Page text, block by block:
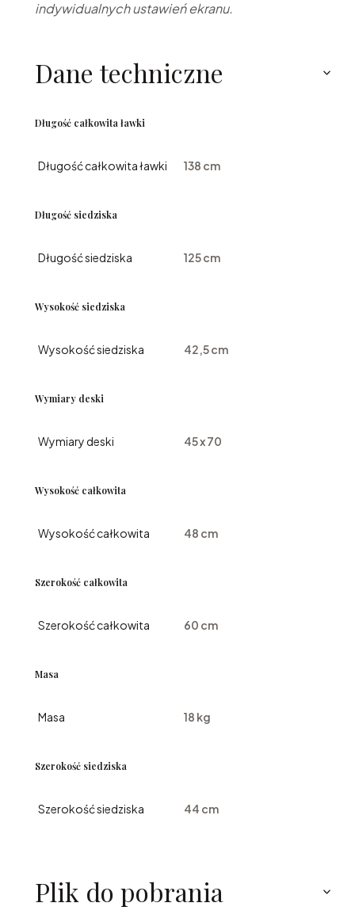
indywidualnych ustawień ekranu.
Dane techniczne
Długość całkowita ławki
Długość całkowita ławki 138 cm
Długość siedziska
Długość siedziska 125 cm
Wysokość siedziska
Wysokość siedziska 42,5 cm
Wymiary deski
Wymiary deski 45 x 70
Wysokość całkowita
Wysokość całkowita 48 cm
Szerokość całkowita
Szerokość całkowita 60 cm
Masa
Masa 18 kg
Szerokość siedziska
Szerokość siedziska 44 cm
Plik do pobrania